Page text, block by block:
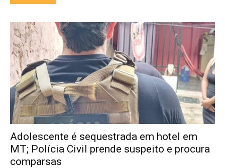
Adolescente é sequestrada em hotel em
MT; Polícia Civil prende suspeito e procura
comparsas